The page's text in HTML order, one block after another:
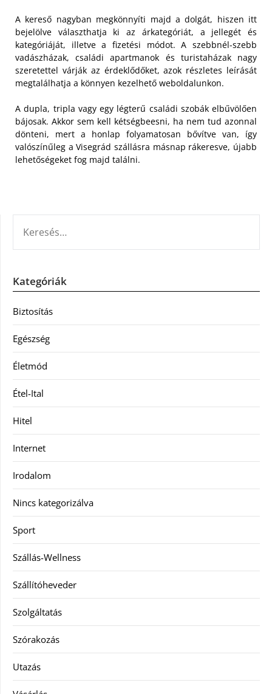
A kereső nagyban megkönnyíti majd a dolgát, hiszen itt
bejelölve választhatja ki az árkategóriát, a jellegét és
kategóriáját, illetve a fizetési módot. A szebbnél-szebb
vadászházak, családi apartmanok és turistaházak nagy
szeretettel várják az érdeklődőket, azok részletes leírását
megtalálhatja a könnyen kezelhető weboldalunkon.
A dupla, tripla vagy egy légterű családi szobák elbűvölően
bájosak. Akkor sem kell kétségbeesni, ha nem tud azonnal
dönteni, mert a honlap folyamatosan bővítve van, így
valószínűleg a Visegrád szállásra másnap rákeresve, újabb
lehetőségeket fog majd találni.
Kategóriák
Biztosítás
Egészség
Életmód
Étel-Ital
Hitel
Internet
Irodalom
Nincs kategorizálva
Sport
Szállás-Wellness
Szállítóheveder
Szolgáltatás
Szórakozás
Utazás